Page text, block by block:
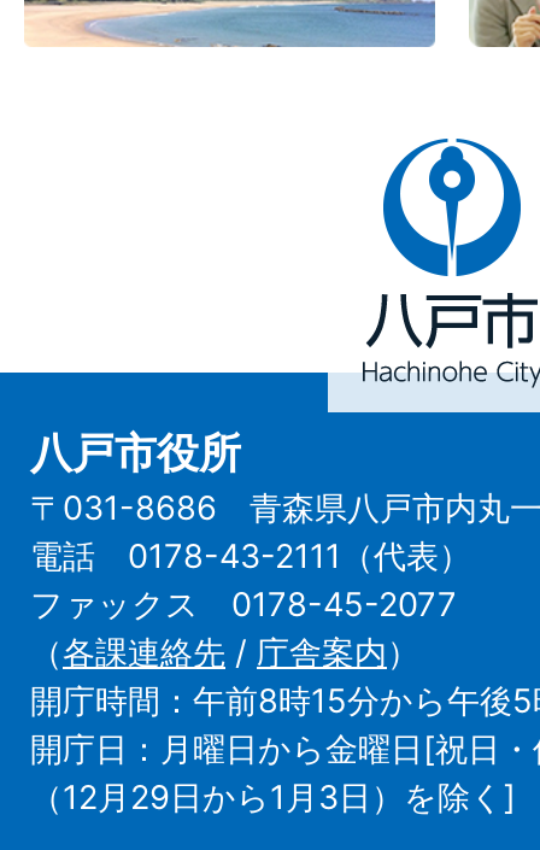
八
戸
Hachinohe
City
八戸市役所
〒031-8686 青森県八戸市内丸一
電話 0178-43-2111（代表）
ファックス 0178-45-2077
（各課連絡先 / 庁舎案内）
開庁時間：午前8時15分から午後
開庁日：月曜日から金曜日[祝日
（12月29日から1月3日）を除く]